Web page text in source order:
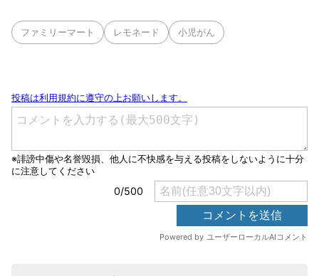
ファミリーマート レモネード 小児がん